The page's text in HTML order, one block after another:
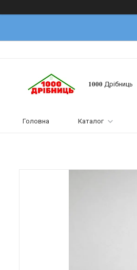
𝟏𝟎𝟎𝟎 Дрібниць
Головна Каталог